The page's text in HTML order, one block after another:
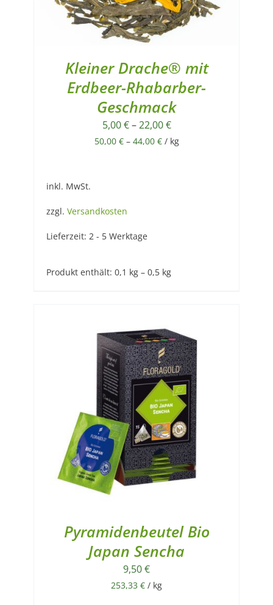
Kleiner Drache® mit
Erdbeer-Rhabarber-
Geschmack
5,00€–22,00€
50,00 €– 44,00 €/ kg
inkl. MwSt.
zzgl. Versandkosten
Lieferzeit: 2 - 5 Werktage
Produkt enthält: 0,1 kg – 0,5 kg
Pyramidenbeutel Bio
Japan Sencha
9,50€
253,33 € / kg